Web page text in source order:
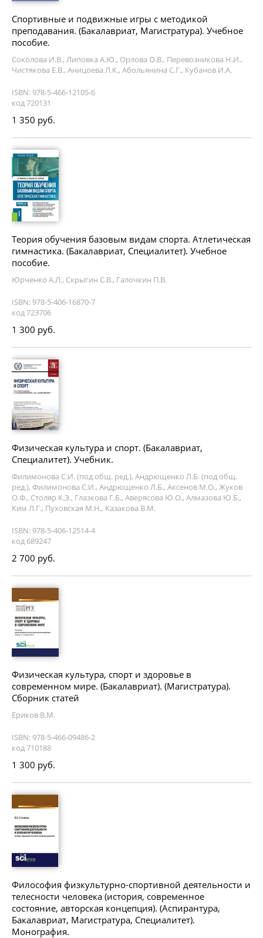
Спортивные и подвижные игры с методикой
преподавания. (Бакалавриат, Магистратура). Учебное
пособие.
Соколова И.В., Липовка А.Ю., Орлова О.В., Перевозникова Н.И.,
Чистякова Е.В., Аницоева Л.К., Абольянина С.Г., Кубанов И.А.
ISBN: 978-5-466-12105-6
код 720131
1 350 руб.
Теория обучения базовым видам спорта. Атлетическая
гимнастика. (Бакалавриат, Специалитет). Учебное
пособие.
Юрченко А.Л., Скрыгин С.В., Галочкин П.В.
ISBN: 978-5-406-16870-7
код 723706
1 300 руб.
Физическая культура и спорт. (Бакалавриат,
Специалитет). Учебник.
Филимонова С.И. (под общ. ред.), Андрющенко Л.Б. (под общ.
ред.), Филимонова С.И., Андрющенко Л.Б., Аксенов М.О., Жуков
О.Ф., Столяр К.Э., Глазкова Г.Б., Аверясова Ю.О., Алмазова Ю.Б.,
Ким Л.Г., Пуховская М.Н., Казакова В.М.
ISBN: 978-5-406-12514-4
код 689247
2 700 руб.
Физическая культура, спорт и здоровье в
современном мире. (Бакалавриат). (Магистратура).
Сборник статей
Ериков В.М.
ISBN: 978-5-466-09486-2
код 710188
1 300 руб.
Философия физкультурно-спортивной деятельности и
телесности человека (история, современное
состояние, авторская концепция). (Аспирантура,
Бакалавриат, Магистратура, Специалитет).
Монография.